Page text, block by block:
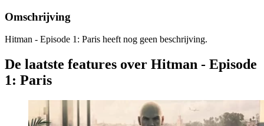
Omschrijving
Hitman - Episode 1: Paris heeft nog geen beschrijving.
De laatste features over Hitman - Episode
1: Paris